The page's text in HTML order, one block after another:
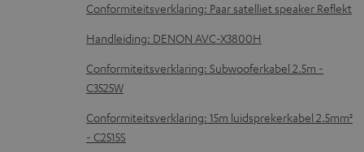
u
m
e
n
t
e
Conformiteitsverklaring: Paar satelliet speaker Reflekt
Handleiding: DENON AVC-X3800H
Conformiteitsverklaring: Subwooferkabel 2.5m -
C3525W
Conformiteitsverklaring: 15m luidsprekerkabel 2.5mm²
- C2515S